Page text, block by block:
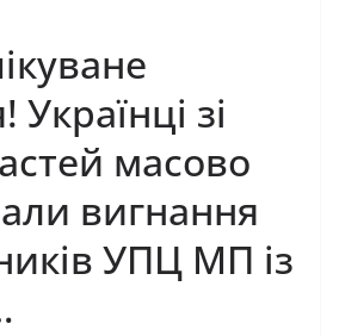
зі
масово
вигнання
УПЦ МП із